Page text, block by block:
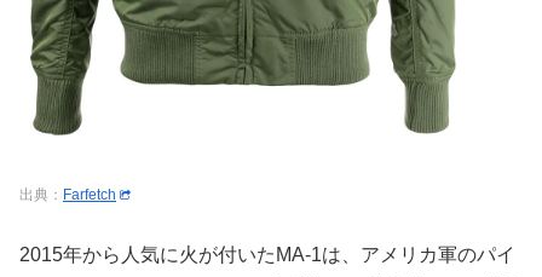
出典： Farfetch
2015年から人気に火が付いたMA-1は、アメリカ軍のパイ